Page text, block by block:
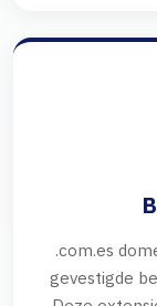
.com.es
gevestigde